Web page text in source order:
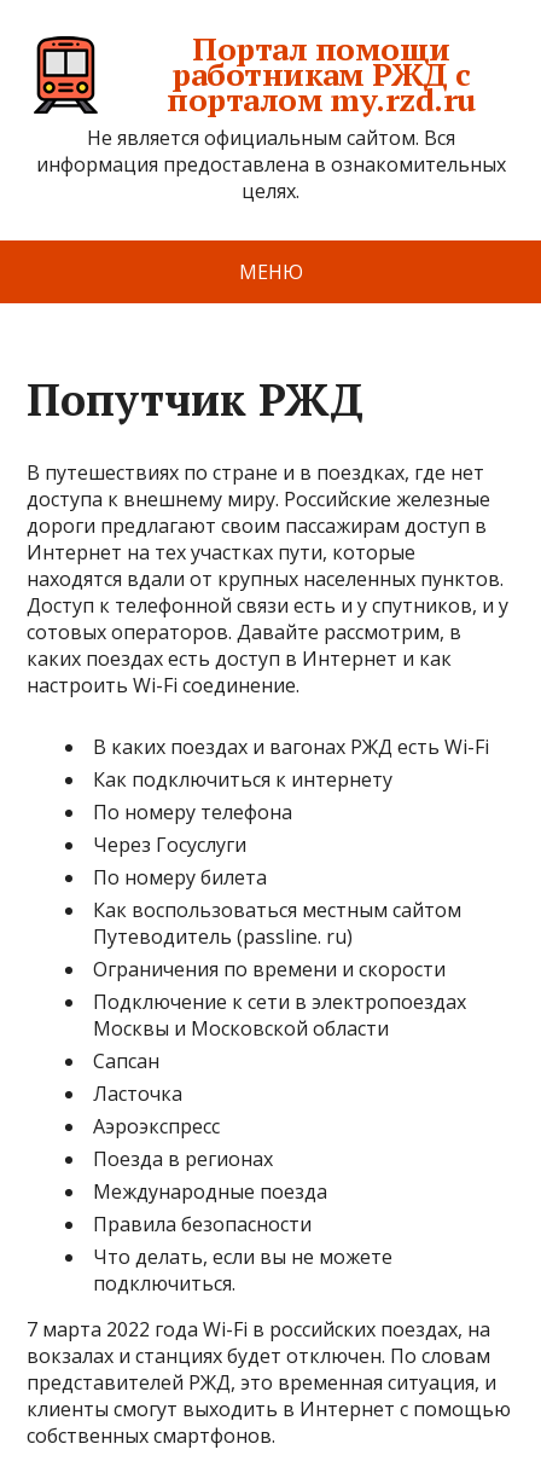
Портал помощи
работникам РЖД с
порталом my.rzd.ru
Не является официальным сайтом. Вся
информация предоставлена в ознакомительных
целях.
МЕНЮ
Попутчик РЖД
В путешествиях по стране и в поездках, где нет
доступа к внешнему миру. Российские железные
дороги предлагают своим пассажирам доступ в
Интернет на тех участках пути, которые
находятся вдали от крупных населенных пунктов.
Доступ к телефонной связи есть и у спутников, и у
сотовых операторов. Давайте рассмотрим, в
каких поездах есть доступ в Интернет и как
настроить Wi-Fi соединение.
В каких поездах и вагонах РЖД есть Wi-Fi
Как подключиться к интернету
По номеру телефона
Через Госуслуги
По номеру билета
Как воспользоваться местным сайтом
Путеводитель (passline. ru)
Ограничения по времени и скорости
Подключение к сети в электропоездах
Москвы и Московской области
Сапсан
Ласточка
Аэроэкспресс
Поезда в регионах
Международные поезда
Правила безопасности
Что делать, если вы не можете
подключиться.
7 марта 2022 года Wi-Fi в российских поездах, на
вокзалах и станциях будет отключен. По словам
представителей РЖД, это временная ситуация, и
клиенты смогут выходить в Интернет с помощью
собственных смартфонов.